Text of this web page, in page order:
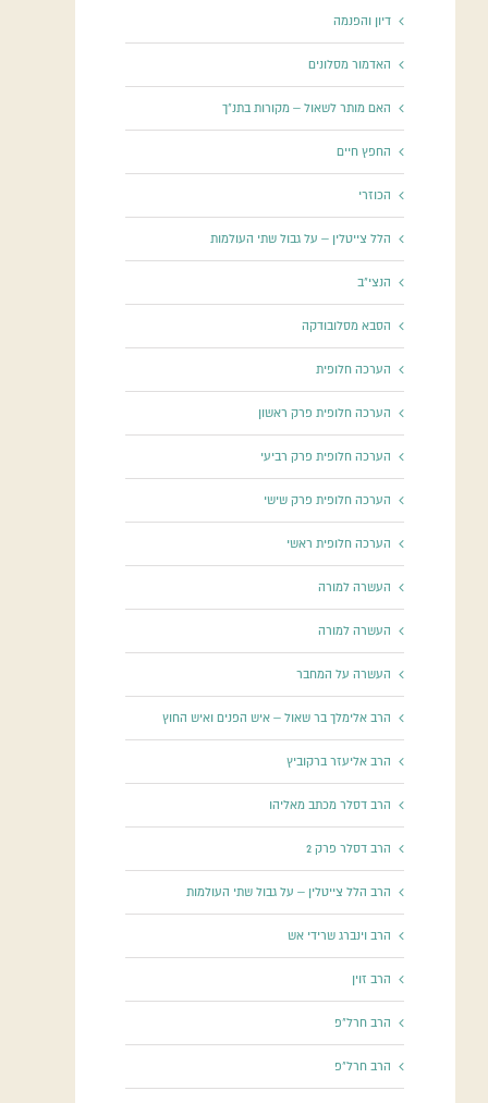
דיון והפנמה
האדמור מסלונים
האם מותר לשאול – מקורות בתנ"ך
החפץ חיים
הכוזרי
הלל צייטלין – על גבול שתי העולמות
הנצי"ב
הסבא מסלובודקה
הערכה חלופית
הערכה חלופית פרק ראשון
הערכה חלופית פרק רביעי
הערכה חלופית פרק שישי
הערכה חלופית ראשי
העשרה למורה
העשרה למורה
העשרה על המחבר
הרב אלימלך בר שאול – איש הפנים ואיש החוץ
הרב אליעזר ברקוביץ
הרב דסלר מכתב מאליהו
הרב דסלר פרק 2
הרב הלל צייטלין – על גבול שתי העולמות
הרב וינברג שרידי אש
הרב זוין
הרב חרל"פ
הרב חרל"פ